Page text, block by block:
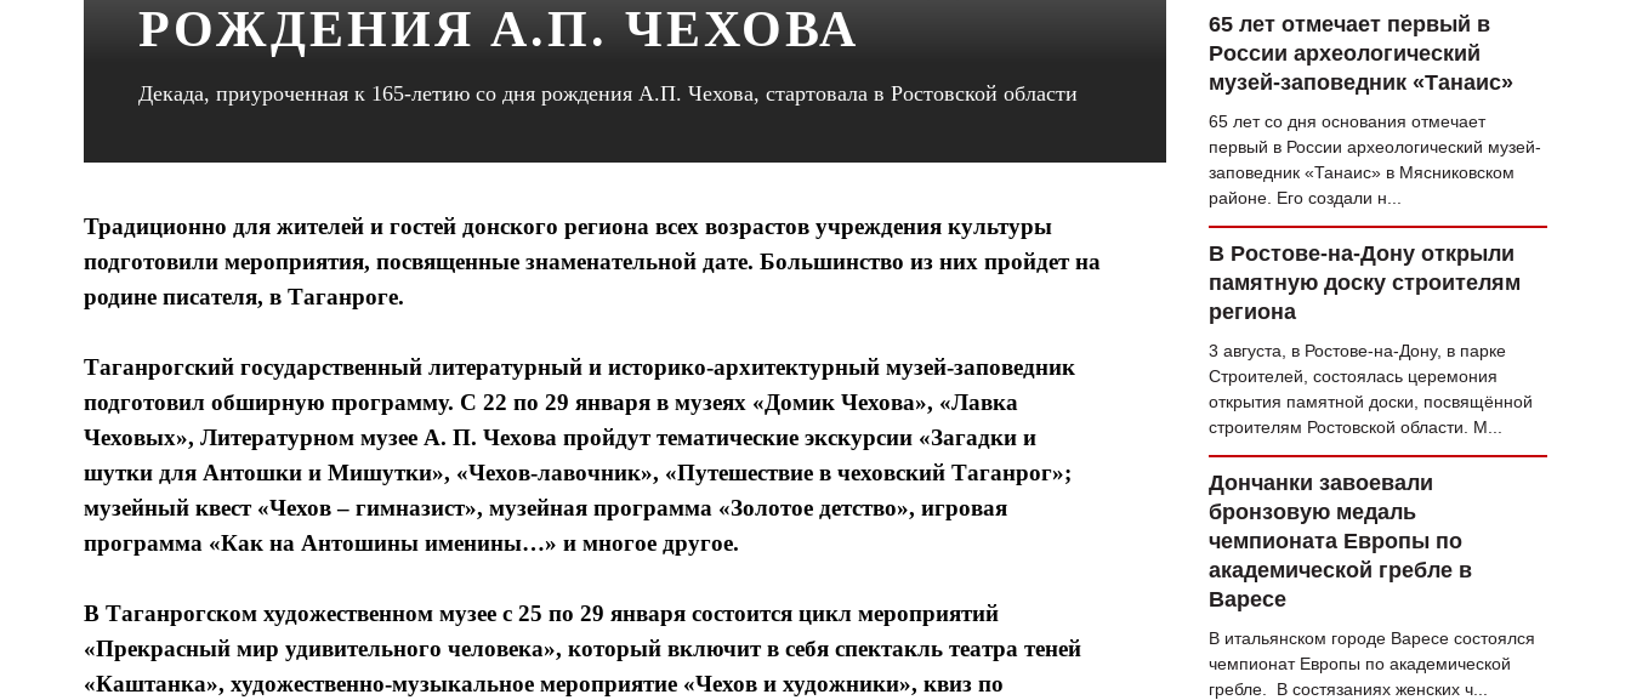
РОЖДЕНИЯ А.П. ЧЕХОВА
Декада, приуроченная к 165-летию со дня рождения А.П. Чехова, стартовала в Ростовской области
Традиционно для жителей и гостей донского региона всех возрастов учреждения культуры
подготовили мероприятия, посвященные знаменательной дате. Большинство из них пройдет на
родине писателя, в Таганроге.
Таганрогский государственный литературный и историко-архитектурный музей-заповедник
подготовил обширную программу. С 22 по 29 января в музеях «Домик Чехова», «Лавка
Чеховых», Литературном музее А. П. Чехова пройдут тематические экскурсии «Загадки и
шутки для Антошки и Мишутки», «Чехов-лавочник», «Путешествие в чеховский Таганрог»;
музейный квест «Чехов – гимназист», музейная программа «Золотое детство», игровая
программа «Как на Антошины именины…» и многое другое.
В Таганрогском художественном музее с 25 по 29 января состоится цикл мероприятий
«Прекрасный мир удивительного человека», который включит в себя спектакль театра теней
«Каштанка», художественно-музыкальное мероприятие «Чехов и художники», квиз по
65 лет отмечает первый в
России археологический
музей-заповедник «Танаис»
65 лет со дня основания отмечает
первый в России археологический музей-
заповедник «Танаис» в Мясниковском
районе. Его создали н...
В Ростове-на-Дону открыли
памятную доску строителям
региона
3 августа, в Ростове-на-Дону, в парке
Строителей, состоялась церемония
открытия памятной доски, посвящённой
строителям Ростовской области. М...
Дончанки завоевали
бронзовую медаль
чемпионата Европы по
академической гребле в
Варесе
В итальянском городе Варесе состоялся
чемпионат Европы по академической
гребле. В состязаниях женских ч...